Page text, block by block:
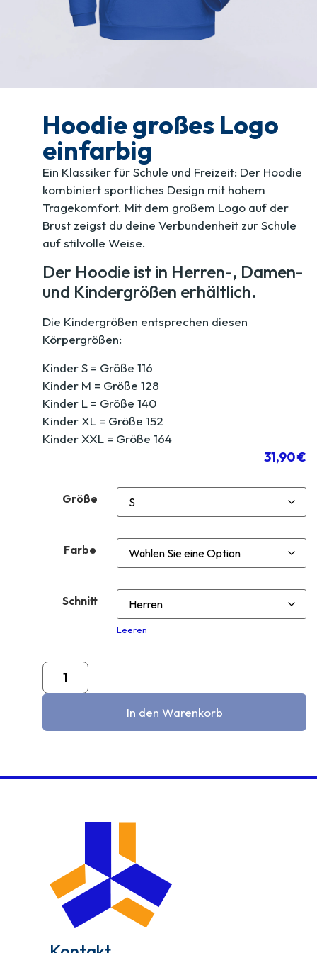
Hoodie großes Logo
einfarbig
Ein Klassiker für Schule und Freizeit: Der Hoodie
kombiniert sportliches Design mit hohem
Tragekomfort. Mit dem großem Logo auf der
Brust zeigst du deine Verbundenheit zur Schule
auf stilvolle Weise.
Der Hoodie ist in Herren-, Damen-
und Kindergrößen erhältlich.
Die Kindergrößen entsprechen diesen
Körpergrößen:
Kinder S = Größe 116
Kinder M = Größe 128
Kinder L = Größe 140
Kinder XL = Größe 152
Kinder XXL = Größe 164
31,90€
Größe
Farbe
Schnitt
Leeren
In den Warenkorb